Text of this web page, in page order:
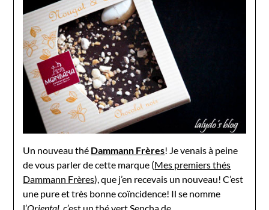
Un nouveau thé Dammann Frères! Je venais à peine
de vous parler de cette marque (Mes premiers thés
Dammann Frères), que j’en recevais un nouveau! C’est
une pure et très bonne coïncidence! Il se nomme